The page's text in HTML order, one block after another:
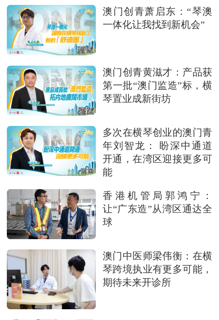
澳门创青萧启东：“琴澳
一体化让我找到新机会”
澳门创青黄滋才：产品获
第一批“澳门监造”标，横
琴置业成新街坊
多次在横琴创业的澳门青
年刘智龙： 盼深中通道
开通，在湾区迎接更多可
能
香港机管局郭鸿宁：
让“广东造”从湾区通达全
球
澳门中医师梁伟衡：在横
琴跨境执业有更多可能，
期待未来开诊所